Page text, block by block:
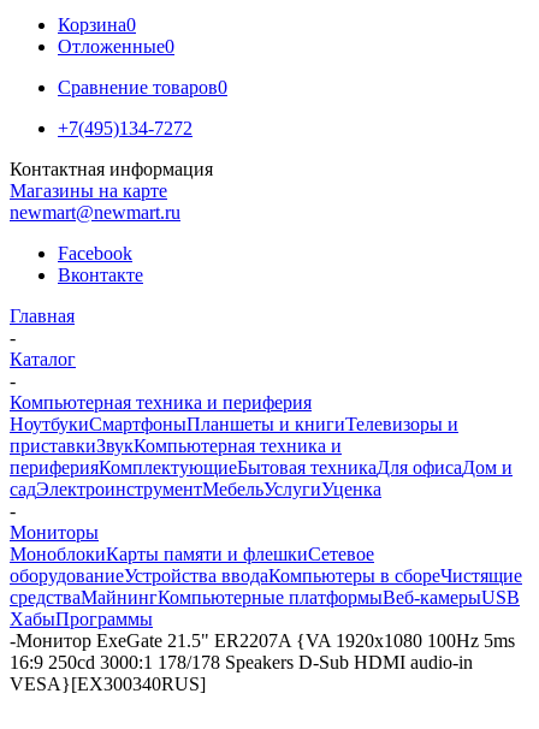
Корзина0
Отложенные0
Сравнение товаров0
+7(495)134-7272
Контактная информация
Магазины на карте
newmart@newmart.ru
Facebook
Вконтакте
Главная
-
Каталог
-
Компьютерная техника и периферия
НоутбукиСмартфоныПланшеты и книгиТелевизоры и
приставкиЗвукКомпьютерная техника и
периферияКомплектующиеБытовая техникаДля офисаДом и
садЭлектроинструментМебельУслугиУценка
-
Мониторы
МоноблокиКарты памяти и флешкиСетевое
оборудованиеУстройства вводаКомпьютеры в сбореЧистящие
средстваМайнингКомпьютерные платформыВеб-камерыUSB
ХабыПрограммы
-Монитор ExeGate 21.5" ER2207A {VA 1920x1080 100Hz 5ms
16:9 250cd 3000:1 178/178 Speakers D-Sub HDMI audio-in
VESA}[EX300340RUS]